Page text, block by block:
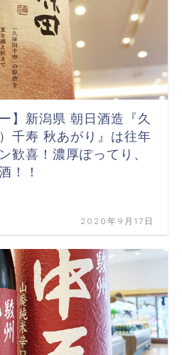
】新潟県 朝日酒造『久
千寿 秋あがり』は往年
歓喜！濃厚ぽってり、
！！
2020年9月17日